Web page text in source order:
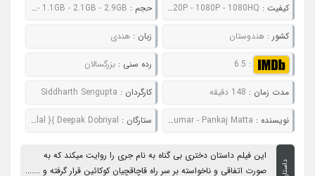
کیفیت : 480P - 720P - 1080P - 1080HQ حجم : 763MB - 1.1GB - 2.1GB - 2.9GB
کشور :هندوستان زبان : هندی
:
6.5 رده سنی : بزرگسالان
مدت زمان : 148 دقیقه کارگردان : Siddharth Sengupta
نویسنده : Nelson Dilipkumar - Pankaj Matta ستارگان : Abhimanue }{ Avar Brar }{ Jaswant Singh Dalal }{ Deepak Dobriyal
داستان
این فیلم داستان دختری بی گناه به نام جری را روایت میکند که به
صورت اتفاقی و ناخواسته بر سر راه قاچاقچیان کوکائین قرار گرفته و .......